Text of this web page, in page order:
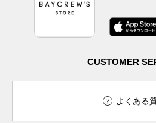
CUSTOMER
よくある